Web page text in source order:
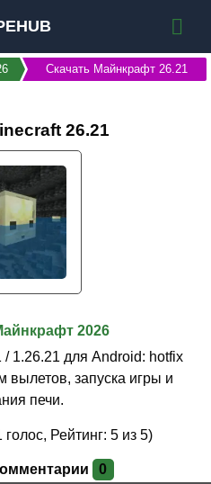
Скачать Майнкрафт 26.21
26.21
2026
1.26.21 для Android: hotfix
вылетов, запуска игры и
печи.
0
голос, Рейтинг:5 из 5)